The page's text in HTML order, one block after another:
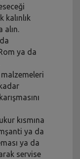
kalınlık
ya da
kısmına
ya da
ya da
servise